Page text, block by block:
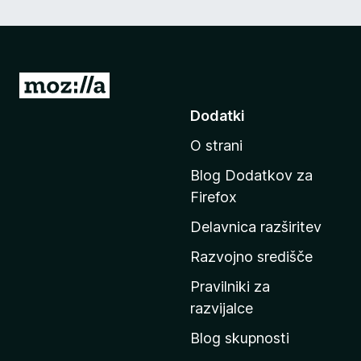
P
Dodatki
O strani
Blog Dodatkov za
Firefox
Delavnica razširitev
Razvojno središče
Pravilniki za
razvijalce
Blog skupnosti